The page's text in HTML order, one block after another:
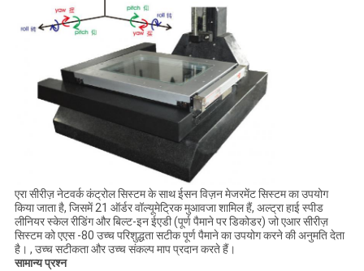
एरा सीरीज़ नेटवर्क कंट्रोल सिस्टम के साथ ईसन विज़न मेजरमेंट सिस्टम का उपयोग
किया जाता है, जिसमें 21 ऑर्डर वॉल्यूमेट्रिक मुआवजा शामिल हैं, अल्ट्रा हाई स्पीड
लीनियर स्केल रीडिंग और बिल्ट-इन ईएडी (पूर्ण पैमाने पर डिकोडर) जो एआर सीरीज़
सिस्टम को एएस -80 उच्च परिशुद्धता सटीक पूर्ण पैमाने का उपयोग करने की अनुमति देता
है। , उच्च सटीकता और उच्च संकल्प माप प्रदान करते हैं।
सामान्य प्रश्न